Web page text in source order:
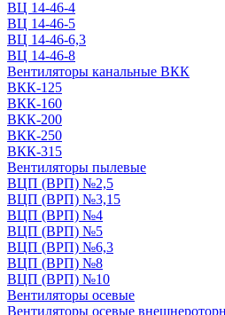
ВЦ 14-46-4
ВЦ 14-46-5
ВЦ 14-46-6,3
ВЦ 14-46-8
Вентиляторы канальные ВКК
ВКК-125
ВКК-160
ВКК-200
ВКК-250
ВКК-315
Вентиляторы пылевые
ВЦП (ВРП) №2,5
ВЦП (ВРП) №3,15
ВЦП (ВРП) №4
ВЦП (ВРП) №5
ВЦП (ВРП) №6,3
ВЦП (ВРП) №8
ВЦП (ВРП) №10
Вентиляторы осевые
Вентиляторы осевые